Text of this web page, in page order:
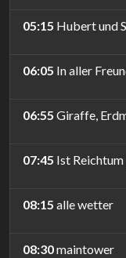
05:15 Hubert und
06:05 In aller
06:55 Giraffe,
07:45 Ist
08:15 alle wetter
08:30maintower